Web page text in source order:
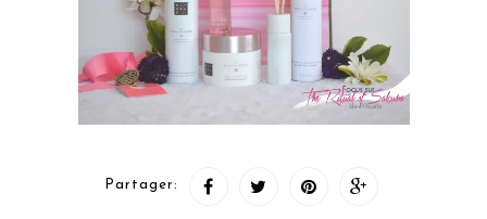
Partager: